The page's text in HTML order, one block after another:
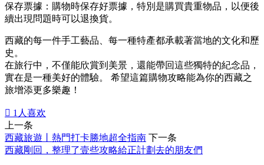
保存票據：購物時保存好票據，特別是購買貴重物品，以便後
續出現問題時可以退換貨。
西藏的每一件手工藝品、每一種特產都承載著當地的文化和歷
史。
在旅行中，不僅能欣賞到美景，還能帶回這些獨特的紀念品，
實在是一種美好的體驗。 希望這篇購物攻略能為你的西藏之
旅增添更多樂趣！
 1 人喜欢
上一条
西藏旅遊丨熱門打卡勝地超全指南 下一条
西藏剛回，整理了壹些攻略給正計劃去的朋友們